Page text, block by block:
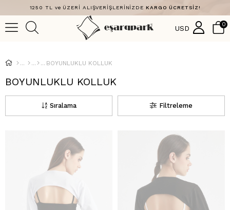
1250 TL ve ÜZERİ ALIŞVERİŞLERİNİZDE KARGO ÜCRETSİZ!
USD 0
BOYUNLUKLU KOLLUK
BOYUNLUKLU KOLLUK
Filtreleme
Sıralama